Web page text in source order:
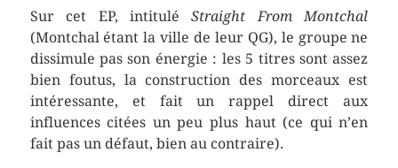
Sur cet EP, intituléStraight From Montchal
(Montchal étant la ville de leur QG), le groupe ne
dissimule pas son énergie : les 5 titres sont assez
bien foutus, la construction des morceaux est
intéressante, et fait un rappel direct aux
influences citées un peu plus haut (ce qui n’en
fait pas un défaut, bien au contraire).